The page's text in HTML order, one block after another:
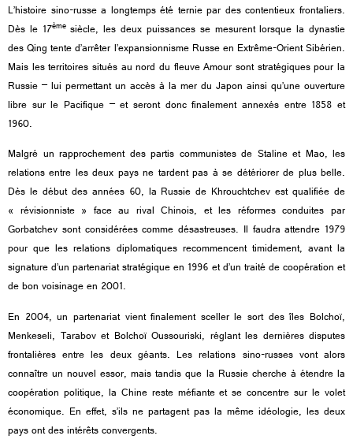
L’histoire sino-russe a longtemps été ternie par des contentieux frontaliers.
Dès le 17èmesiècle, les deux puissances se mesurent lorsque la dynastie
des Qing tente d’arrêter l’expansionnisme Russe en Extrême-Orient Sibérien.
Mais les territoires situés au nord du fleuve Amour sont stratégiques pour la
Russie – lui permettant un accès à la mer du Japon ainsi qu’une ouverture
libre sur le Pacifique – et seront donc finalement annexés entre 1858 et
1960.
Malgré un rapprochement des partis communistes de Staline et Mao, les
relations entre les deux pays ne tardent pas à se détériorer de plus belle.
Dès le début des années 60, la Russie de Khrouchtchev est qualifiée de
« révisionniste » face au rival Chinois, et les réformes conduites par
Gorbatchev sont considérées comme désastreuses. Il faudra attendre 1979
pour que les relations diplomatiques recommencent timidement, avant la
signature d’un partenariat stratégique en 1996 et d’un traité de coopération et
de bon voisinage en 2001.
En 2004, un partenariat vient finalement sceller le sort des îles Bolchoï,
Menkeseli, Tarabov et Bolchoï Oussouriski, réglant les dernières disputes
frontalières entre les deux géants. Les relations sino-russes vont alors
connaître un nouvel essor, mais tandis que la Russie cherche à étendre la
coopération politique, la Chine reste méfiante et se concentre sur le volet
économique. En effet, s’ils ne partagent pas la même idéologie, les deux
pays ont des intérêts convergents.